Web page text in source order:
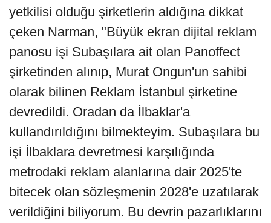
yetkilisi olduğu şirketlerin aldığına dikkat
çeken Narman, "Büyük ekran dijital reklam
panosu işi Subaşılara ait olan Panoffect
şirketinden alınıp, Murat Ongun'un sahibi
olarak bilinen Reklam İstanbul şirketine
devredildi. Oradan da İlbaklar'a
kullandırıldığını bilmekteyim. Subaşılara bu
işi İlbaklara devretmesi karşılığında
metrodaki reklam alanlarına dair 2025'te
bitecek olan sözleşmenin 2028'e uzatılarak
verildiğini biliyorum. Bu devrin pazarlıklarını